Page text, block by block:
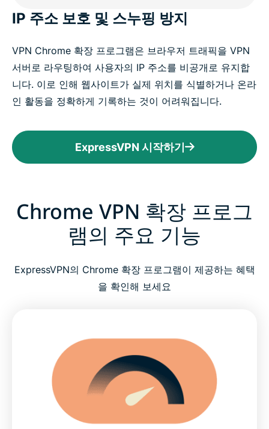
IP 주소 보호 및 스누핑 방지
VPN Chrome 확장 프로그램은 브라우저 트래픽을 VPN
서버로 라우팅하여 사용자의 IP 주소를 비공개로 유지합
니다. 이로 인해 웹사이트가 실제 위치를 식별하거나 온라
인 활동을 정확하게 기록하는 것이 어려워집니다.
ExpressVPN 시작하기
Chrome VPN 확장 프로그
램의 주요 기능
ExpressVPN의 Chrome 확장 프로그램이 제공하는 혜택
을 확인해 보세요